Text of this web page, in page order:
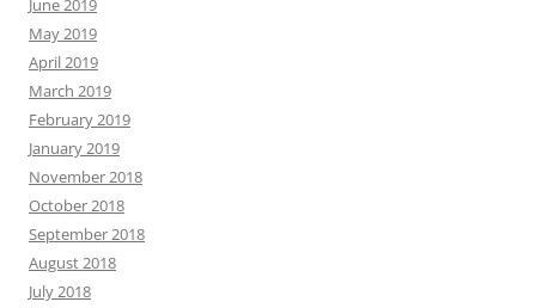
June 2019
May 2019
April 2019
March 2019
February 2019
January 2019
November 2018
October 2018
September 2018
August 2018
July 2018